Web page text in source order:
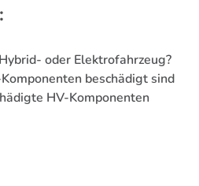
oder Elektrofahrzeug?
beschädigt sind
HV-Komponenten